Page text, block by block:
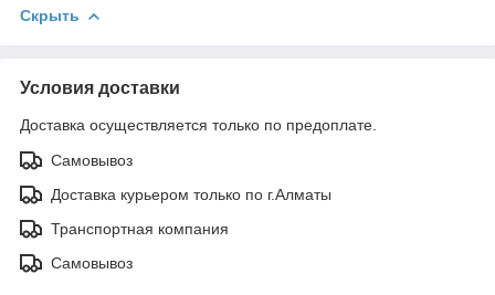
Скрыть
Условия доставки
Доставка осуществляется только по предоплате.
Самовывоз
Доставка курьером только по г.Алматы
Транспортная компания
Самовывоз